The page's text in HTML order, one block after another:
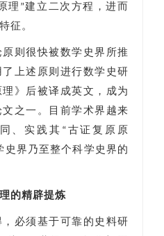
理”建立二次方程，进而
征。
则很快被数学史界所推
上述原则进行数学史研
》后被译成英文，成为
之一。目前学术界越来
、实践其“古证复原原
史界乃至整个科学史界的
的精辟提炼
必须基于可靠的史料研